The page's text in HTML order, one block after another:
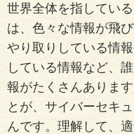
世界全体を指してい
は、色々な情報が飛
やり取りしている情
している情報など、
報がたくさんありま
とが、サイバーセキ
んです。理解して、